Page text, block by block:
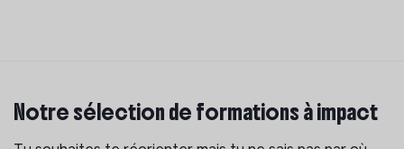
Notre sélection de formations à impact